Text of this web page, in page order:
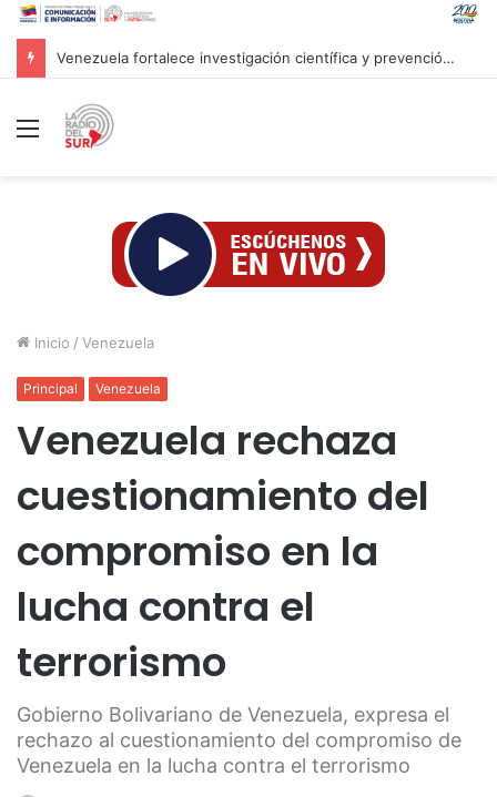
Venezuela fortalece investigación científica y prevención ante efectos del fenómeno «Súper Niño»
Menú
Inicio / Venezuela
Principal Venezuela
Venezuela rechaza
cuestionamiento del
compromiso en la
lucha contra el
terrorismo
Gobierno Bolivariano de Venezuela, expresa el
rechazo al cuestionamiento del compromiso de
Venezuela en la lucha contra el terrorismo